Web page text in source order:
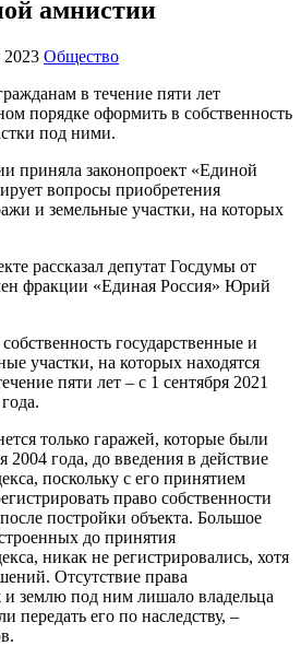
амнистии
2023 Общество
в течение пяти лет
порядке оформить в собственность
под ними.
приняла законопроект «Единой
вопросы приобретения
и земельные участки, на которых
рассказал депутат Госдумы от
фракции «Единая Россия» Юрий
государственные и
участки, на которых находятся
пяти лет – с 1 сентября 2021
только гаражей, которые были
2004 года, до введения в действие
поскольку с его принятием
право собственности
постройки объекта. Большое
до принятия
никак не регистрировались, хотя
Отсутствие права
и землю под ним лишало владельца
передать его по наследству, –